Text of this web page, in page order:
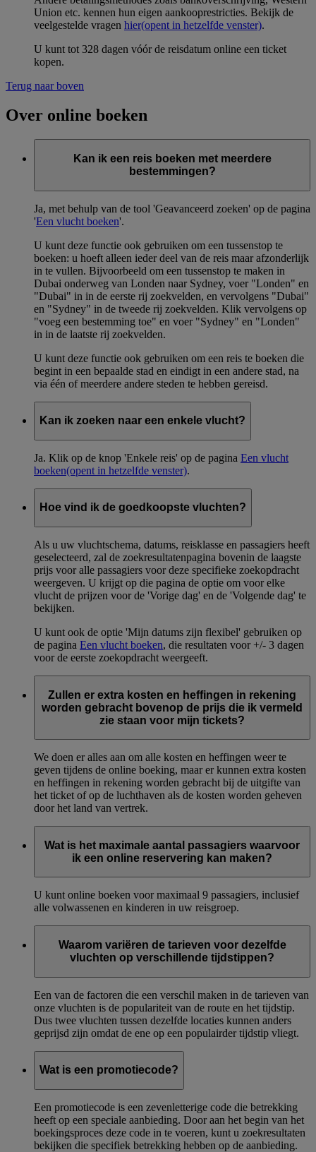
Union etc. kennen hun eigen aankooprestricties. Bekijk de
veelgestelde vragen hier(opent in hetzelfde venster).
U kunt tot 328 dagen vóór de reisdatum online een ticket
kopen.
Terug naar boven
Over online boeken
Kan ik een reis boeken met meerdere
bestemmingen?
Ja, met behulp van de tool 'Geavanceerd zoeken' op de pagina
'Een vlucht boeken'.
U kunt deze functie ook gebruiken om een tussenstop te
boeken: u hoeft alleen ieder deel van de reis maar afzonderlijk
in te vullen. Bijvoorbeeld om een tussenstop te maken in
Dubai onderweg van Londen naar Sydney, voer "Londen" en
"Dubai" in in de eerste rij zoekvelden, en vervolgens "Dubai"
en "Sydney" in de tweede rij zoekvelden. Klik vervolgens op
"voeg een bestemming toe" en voer "Sydney" en "Londen"
in in de laatste rij zoekvelden.
U kunt deze functie ook gebruiken om een reis te boeken die
begint in een bepaalde stad en eindigt in een andere stad, na
via één of meerdere andere steden te hebben gereisd.
Kan ik zoeken naar een enkele vlucht?
Ja. Klik op de knop 'Enkele reis' op de pagina Een vlucht
boeken(opent in hetzelfde venster).
Hoe vind ik de goedkoopste vluchten?
Als u uw vluchtschema, datums, reisklasse en passagiers heeft
geselecteerd, zal de zoekresultatenpagina bovenin de laagste
prijs voor alle passagiers voor deze specifieke zoekopdracht
weergeven. U krijgt op die pagina de optie om voor elke
vlucht de prijzen voor de 'Vorige dag' en de 'Volgende dag' te
bekijken.
U kunt ook de optie 'Mijn datums zijn flexibel' gebruiken op
de pagina Een vlucht boeken, die resultaten voor +/- 3 dagen
voor de eerste zoekopdracht weergeeft.
Zullen er extra kosten en heffingen in rekening
worden gebracht bovenop de prijs die ik vermeld
zie staan voor mijn tickets?
We doen er alles aan om alle kosten en heffingen weer te
geven tijdens de online boeking, maar er kunnen extra kosten
en heffingen in rekening worden gebracht bij de uitgifte van
het ticket of op de luchthaven als de kosten worden geheven
door het land van vertrek.
Wat is het maximale aantal passagiers waarvoor
ik een online reservering kan maken?
U kunt online boeken voor maximaal 9 passagiers, inclusief
alle volwassenen en kinderen in uw reisgroep.
Waarom variëren de tarieven voor dezelfde
vluchten op verschillende tijdstippen?
Een van de factoren die een verschil maken in de tarieven van
onze vluchten is de populariteit van de route en het tijdstip.
Dus twee vluchten tussen dezelfde locaties kunnen anders
geprijsd zijn omdat de ene op een populairder tijdstip vliegt.
Wat is een promotiecode?
Een promotiecode is een zevenletterige code die betrekking
heeft op een speciale aanbieding. Door aan het begin van het
boekingsproces deze code in te voeren, kunt u zoekresultaten
bekijken die specifiek betrekking hebben op de aanbieding.